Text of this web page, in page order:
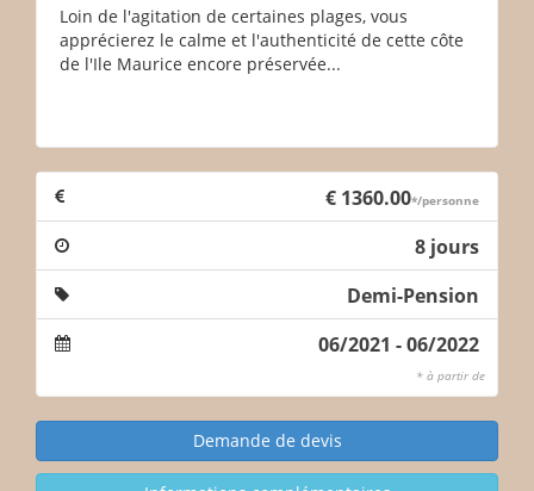
Loin de l'agitation de certaines plages, vous
apprécierez le calme et l'authenticité de cette côte
de l'Ile Maurice encore préservée...
€ 1360.00*/personne
8 jours
Demi-Pension
06/2021 - 06/2022
* à partir de